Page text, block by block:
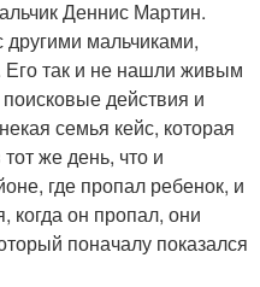
Деннис Мартин.
мальчиками,
так и не нашли живым
действия и
семья кейс, которая
же день, что и
где пропал ребенок, и
когда он пропал, они
поначалу показался